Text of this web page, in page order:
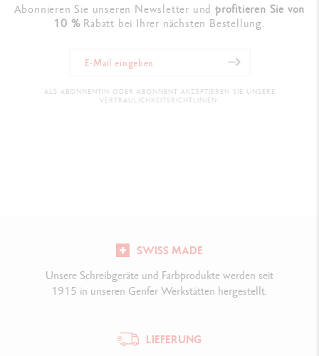
Abonnieren Sie unseren Newsletter undprofitieren Sie von
10 %Rabatt bei Ihrer nächsten Bestellung.
ALS ABONNENTIN ODER ABONNENT AKZEPTIEREN SIE UNSERE
VERTRAULICHKEITSRICHTLINIEN.
SWISS MADE
Unsere Schreibgeräte und Farbprodukte werden seit
1915 in unseren Genfer Werkstätten hergestellt.
LIEFERUNG